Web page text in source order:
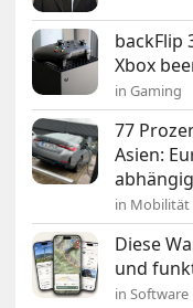
backFlip
Xbox
in Gaming
77
Asien:
abhängig
in Mobilität
Diese
und
in Software